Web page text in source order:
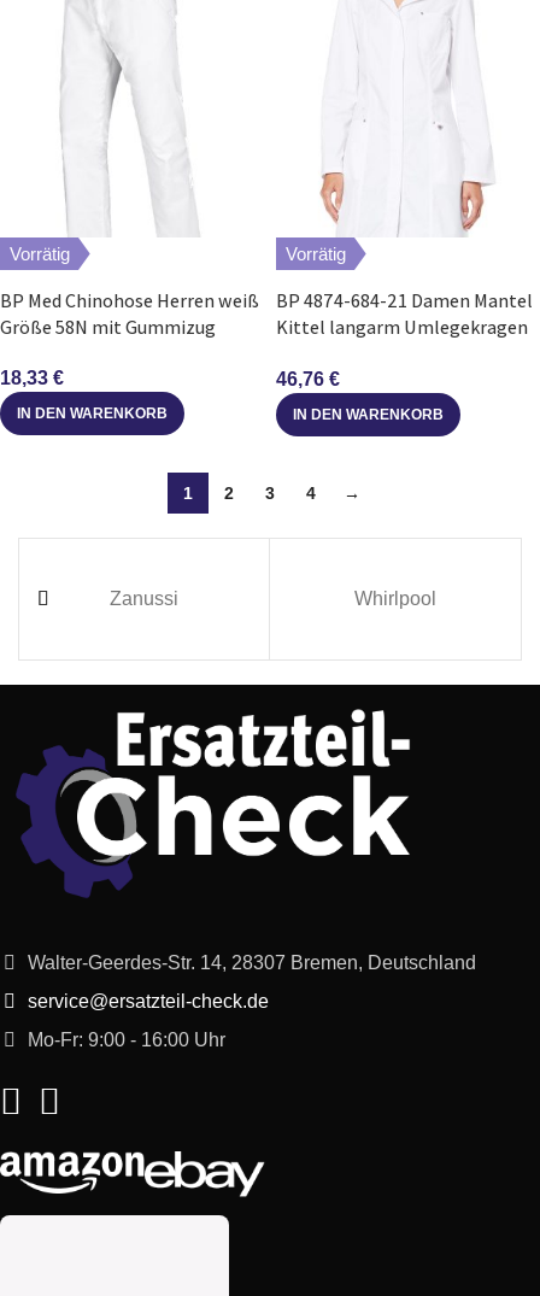
Vorrätig
BP Med Chinohose Herren weiß
Größe 58N mit Gummizug
18,33 €
IN DEN WARENKORB
Vorrätig
BP 4874-684-21 Damen Mantel
Kittel langarm Umlegekragen
46,76 €
IN DEN WARENKORB
1 2 3 4 →
Zanussi Whirlpool
Walter-Geerdes-Str. 14, 28307 Bremen, Deutschland
service@ersatzteil-check.de
Mo-Fr: 9:00 - 16:00 Uhr